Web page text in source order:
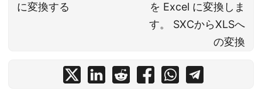
に変換する
を Excel に変換しま
す。 SXCからXLSへ
の変換